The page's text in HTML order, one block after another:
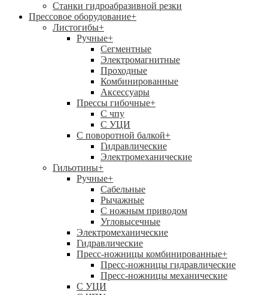
Станки гидроабразивной резки
Прессовое оборудование+
Листогибы+
Ручные+
Сегментные
Электромагнитные
Проходные
Комбинированные
Аксессуары
Прессы гибочные+
C чпу
С УЦИ
С поворотной балкой+
Гидравлические
Электромеханические
Гильотины+
Ручные+
Сабельные
Рычажные
С ножным приводом
Угловысечные
Электромеханические
Гидравлические
Пресс-ножницы комбинированные+
Пресс-ножницы гидравлические
Пресс-ножницы механические
С УЦИ